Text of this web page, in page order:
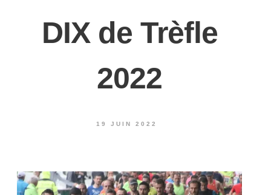
DIX de Trèfle
2022
19 JUIN 2022